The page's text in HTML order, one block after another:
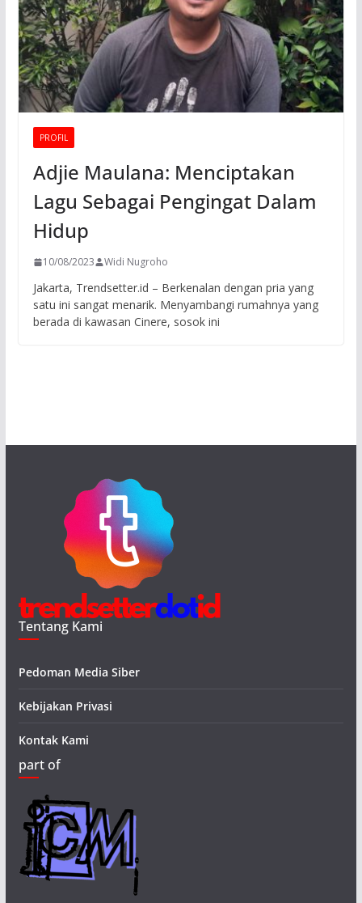
PROFIL
Adjie Maulana: Menciptakan
Lagu Sebagai Pengingat Dalam
Hidup
10/08/2023 Widi Nugroho
Jakarta, Trendsetter.id – Berkenalan dengan pria yang
satu ini sangat menarik. Menyambangi rumahnya yang
berada di kawasan Cinere, sosok ini
Tentang Kami
Pedoman Media Siber
Kebijakan Privasi
Kontak Kami
part of